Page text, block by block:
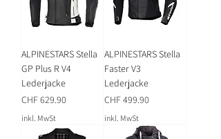
ALPINESTARS Stella
GP Plus R V4
Lederjacke
Preis
CHF 629.90
inkl. MwSt
ALPINESTARS Stella
Faster V3
Lederjacke
Preis
CHF 499.90
inkl. MwSt